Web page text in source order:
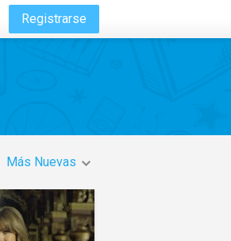
Registrarse
Más Nuevas